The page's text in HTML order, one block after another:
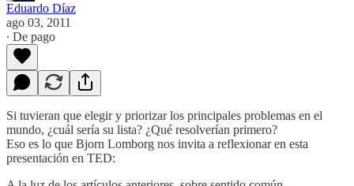
Eduardo Díaz
ago 03, 2011
∙ De pago
Si tuvieran que elegir y priorizar los principales problemas en el
mundo, ¿cuál sería su lista? ¿Qué resolverían primero?
Eso es lo que Bjorn Lomborg nos invita a reflexionar en esta
presentación en TED: